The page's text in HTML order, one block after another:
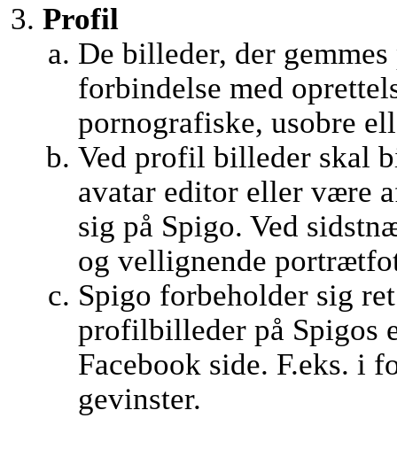
Profil
De billeder, der
forbindelse med
pornografiske, usobre
Ved profil billeder skal
avatar editor eller være
sig på Spigo. Ved
og vellignende
Spigo forbeholder sig
profilbilleder på Spigos
Facebook side. F.eks. i
gevinster.